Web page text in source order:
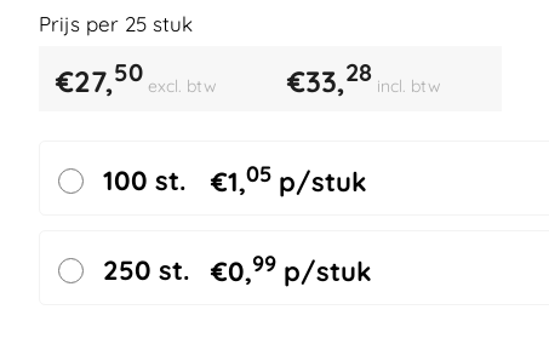
Prijs per 25stuk
€27,50 excl. btw €33,28 incl. btw
100 st. €1,05 p/stuk
250 st. €0,99 p/stuk